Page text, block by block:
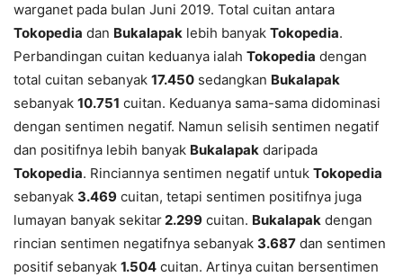
warganet pada bulan Juni 2019. Total cuitan antara
Tokopedia dan Bukalapak lebih banyak Tokopedia.
Perbandingan cuitan keduanya ialah Tokopedia dengan
total cuitan sebanyak 17.450 sedangkan Bukalapak
sebanyak 10.751 cuitan. Keduanya sama-sama didominasi
dengan sentimen negatif. Namun selisih sentimen negatif
dan positifnya lebih banyak Bukalapak daripada
Tokopedia. Rinciannya sentimen negatif untuk Tokopedia
sebanyak 3.469 cuitan, tetapi sentimen positifnya juga
lumayan banyak sekitar2.299 cuitan. Bukalapak dengan
rincian sentimen negatifnya sebanyak 3.687 dan sentimen
positif sebanyak 1.504 cuitan. Artinya cuitan bersentimen